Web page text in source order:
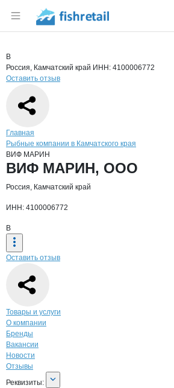
Раздел навигации по
Страница компании
Страница компании
Краткая информация о
В
Россия, Камчатский край ИНН: 4100006772
Оставить отзыв
Навигация по сайту
Главная
Рыбные компании в Камчатского края
ВИФ МАРИН
Основная информация о
ВИФ МАРИН, ООО
Россия, Камчатский край
ИНН: 4100006772
В
Оставить отзыв
Навигация по странице
Товары и услуги
О компании
Бренды
Вакансии
Новости
Отзывы
О компании
Реквизиты
Реквизиты: